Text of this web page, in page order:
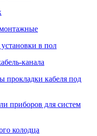
в пол
канала
прокладки кабеля под
приборов для систем
колодца